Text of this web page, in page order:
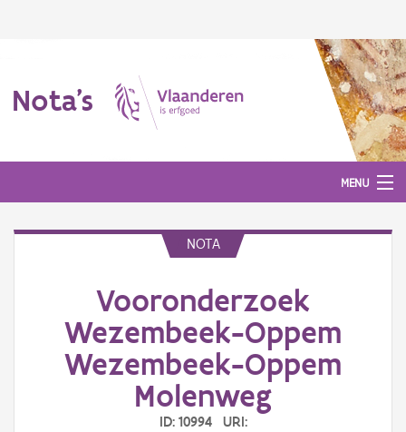
Nota's
MENU
NOTA
Vooronderzoek
Wezembeek-Oppem
Wezembeek-Oppem
Molenweg
ID: 10994 URI: